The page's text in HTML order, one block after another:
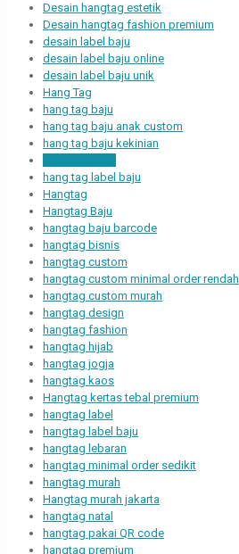
Desain hangtag estetik
Desain hangtag fashion premium
desain label baju
desain label baju online
desain label baju unik
Hang Tag
hang tag baju
hang tag baju anak custom
hang tag baju kekinian
hang tag label baju
Hangtag
Hangtag Baju
hangtag baju barcode
hangtag bisnis
hangtag custom
hangtag custom minimal order rendah
hangtag custom murah
hangtag design
hangtag fashion
hangtag hijab
hangtag jogja
hangtag kaos
Hangtag kertas tebal premium
hangtag label
hangtag label baju
hangtag lebaran
hangtag minimal order sedikit
hangtag murah
Hangtag murah jakarta
hangtag natal
hangtag pakai QR code
hangtag premium